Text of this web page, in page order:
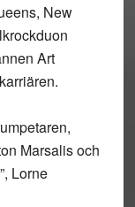
New
Art
Marsalis och
Lorne